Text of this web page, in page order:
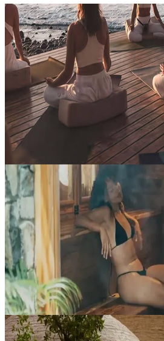
Ujti Kuyu Wellness Ritiro
Creato sia per chi viaggia da solo sia per
questo ritiro è pensato per chi desidera
semplice momento di pausa. Guidato da
Ujt...
Su richiesta
Teotepeque, El Salvador
Sauna
La sauna è uno dei rituali di benessere
ritrovare equilibrio, favorisce la
Grazie alla terapia con luce rossa,
Su richiesta
Teotepeque, El Salvador